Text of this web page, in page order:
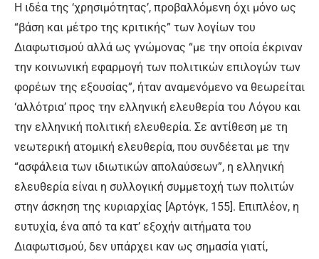
Η ιδέα της ‘χρησιμότητας’, προβαλλόμενη όχι μόνο ως
“βάση και μέτρο της κριτικής” των λογίων του
Διαφωτισμού αλλά ως γνώμονας “με την οποία έκριναν
την κοινωνική εφαρμογή των πολιτικών επιλογών των
φορέων της εξουσίας”, ήταν αναμενόμενο να θεωρείται
‘αλλότρια’ προς την ελληνική ελευθερία του Λόγου και
την ελληνική πολιτική ελευθερία. Σε αντίθεση με τη
νεωτερική ατομική ελευθερία, που συνδέεται με την
“ασφάλεια των ιδιωτικών απολαύσεων”, η ελληνική
ελευθερία είναι η συλλογική συμμετοχή των πολιτών
στην άσκηση της κυριαρχίας [Αρτόγκ, 155]. Επιπλέον, η
ευτυχία, ένα από τα κατ’ εξοχήν αιτήματα του
Διαφωτισμού, δεν υπάρχει καν ως σημασία γιατί,